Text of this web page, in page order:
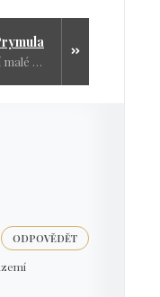
Dokonce nám pláče, že se bojí malé proočkovanosti, protože to vypadá, že dobrovolně se nechá napíchat tak 8%. Zase ty počty nesedí.
ODPOVĚDĚT